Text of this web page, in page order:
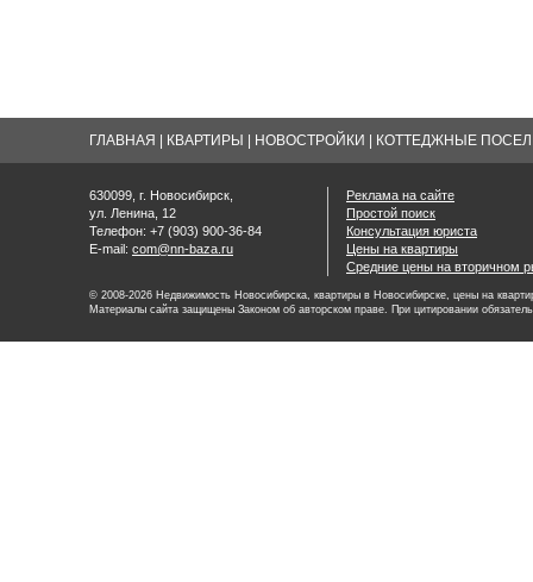
ГЛАВНАЯ КВАРТИРЫ НОВОСТРОЙКИ КОТТЕДЖНЫЕ
630099, г. Новосибирск,
ул. Ленина, 12
Телефон: +7 (903) 900-36-84
E-mail: com@nn-baza.ru
Реклама на сайте
Простой поиск
Консультация юриста
Цены на квартиры
Средние цены на вторичном
© 2008-2026 Недвижимость Новосибирска, квартиры в Новосибирске, цены на
Материалы сайта защищены Законом об авторском праве. При цитировании